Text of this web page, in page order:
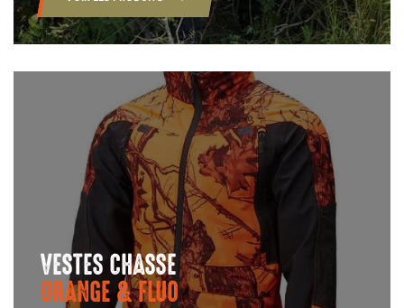
VESTES CHASSE
ORANGE & FLUO